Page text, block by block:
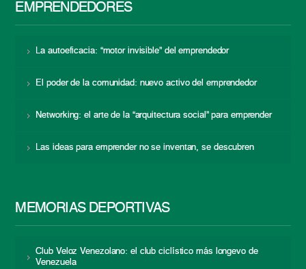
EMPRENDEDORES
La autoeficacia: “motor invisible” del emprendedor
El poder de la comunidad: nuevo activo del emprendedor
Networking: el arte de la “arquitectura social” para emprender
Las ideas para emprender no se inventan, se descubren
MEMORIAS DEPORTIVAS
Club Veloz Venezolano: el club ciclístico más longevo de
Venezuela